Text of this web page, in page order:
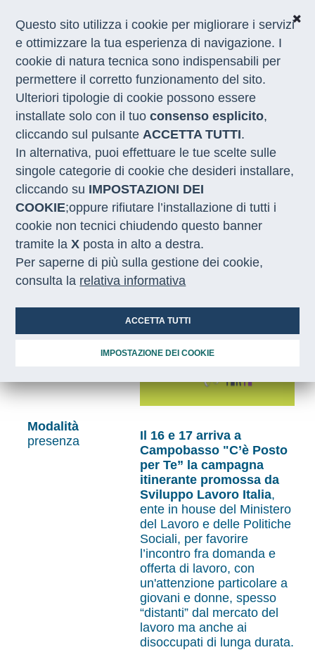
Home / Appuntamenti / campobasso
Conferenza stampa di
presentazione di “C’è Posto
per te” a Campobasso il 16
settembre alle ore 10:30
Data
16 settembre 2025
10:30
Modalità
presenza
Il 16 e 17 arriva a
Campobasso "C’è Posto
per Te” la campagna
itinerante promossa da
Sviluppo Lavoro Italia,
ente in house del Ministero
del Lavoro e delle Politiche
Sociali, per favorire
l’incontro fra domanda e
offerta di lavoro, con
un'attenzione particolare a
giovani e donne, spesso
“distanti” dal mercato del
lavoro ma anche ai
disoccupati di lunga durata.
Questo sito utilizza i cookie per migliorare i servizi
e ottimizzare la tua esperienza di navigazione. I
cookie di natura tecnica sono indispensabili per
permettere il corretto funzionamento del sito.
Ulteriori tipologie di cookie possono essere
installate solo con il tuoconsenso esplicito,
cliccando sul pulsanteACCETTA TUTTI.
In alternativa, puoi effettuare le tue scelte sulle
singole categorie di cookie che desideri installare,
cliccando su IMPOSTAZIONI DEI
COOKIE;oppure rifiutare l’installazione di tutti i
cookie non tecnici chiudendo questo banner
tramite laX posta in alto a destra.
Per saperne di più sulla gestione dei cookie,
consulta la relativa informativa
ACCETTA TUTTI
IMPOSTAZIONE DEI COOKIE